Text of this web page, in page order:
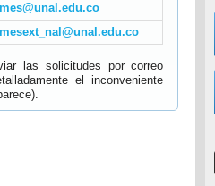
las solicitudes por correo
el inconveniente